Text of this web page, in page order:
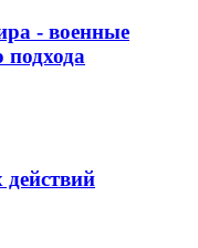
- военные
действий